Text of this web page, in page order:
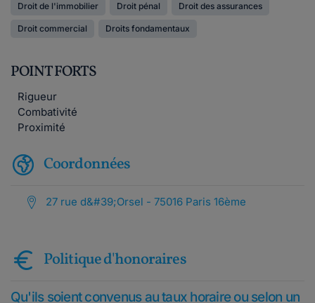
Droit de l'immobilier Droit pénal Droit des assurances
Droit commercial Droits fondamentaux
POINT FORTS
Rigueur
Combativité
Proximité
Coordonnées
27 rue d&#39;Orsel - 75016 Paris 16ème
Politique d'honoraires
Qu'ils soient convenus au taux horaire ou selon un